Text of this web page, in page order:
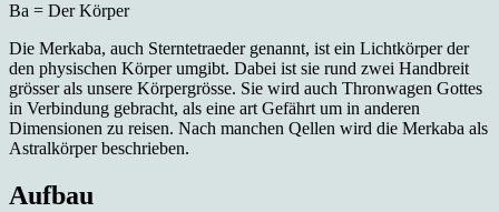
Ba = Der Körper
Die Merkaba, auch Sterntetraeder genannt, ist ein Lichtkörper der
den physischen Körper umgibt. Dabei ist sie rund zwei Handbreit
grösser als unsere Körpergrösse. Sie wird auch Thronwagen Gottes
in Verbindung gebracht, als eine art Gefährt um in anderen
Dimensionen zu reisen. Nach manchen Qellen wird die Merkaba als
Astralkörper beschrieben.
Aufbau